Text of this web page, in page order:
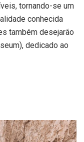
tornando-se um
conhecida
também desejarão
dedicado ao